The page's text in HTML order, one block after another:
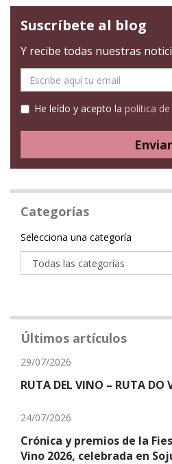
Suscríbete al blog
Y recibe todas nuestras
mail
He leído y acepto la política
Enviar
Categorías
Categoría
Selecciona una categoría
Últimos artículos
29/07/2026
RUTA DEL VINO – RUTA DO
24/07/2026
Crónica y premios de la
Vino 2026, celebrada en